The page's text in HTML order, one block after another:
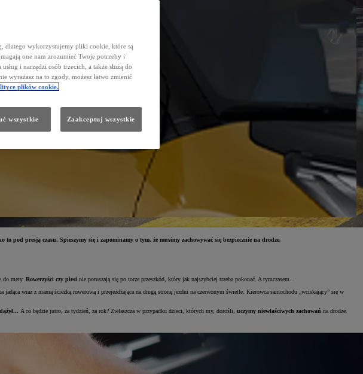
pod presją czasu. Spieszymy się i zapominamy o tym, że musimy zachowywać się bezpiecznie na drodze.
do mety. Rowerzyści czy piesi nie poruszają się po torze przeszkód, który jak najszybciej trzeba pokonać. A tymczasem...
wraz z mamą ścieżką rowerową i przejeżdżająca na drugą stronę jezdni na czerwonym świetle. Kierowca samochodu „wciskający” się w
A co będzie jutro, za tydzień, za rok? Zwłaszcza w przypadku dzieci, których my, dorośli, uczymy niewłaściwych zachowań na drodze.
dlatego wykorzystujemy pliki cookie, które są
one nam zrozumieć Twoje potrzeby i
i narzędzi osób trzecich, a także służą do
wyrażasz na to zgody, możesz łatwo zmienić
plików cookie.
wszystkie Zaakceptuj wszystkie